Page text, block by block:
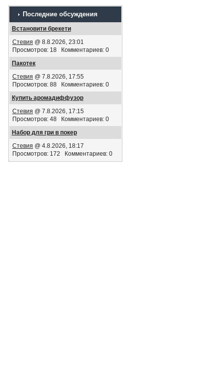
Последние обсуждения
Встановити брекети
Стевия @ 8.8.2026, 23:01
Просмотров: 18 Комментариев: 0
Пакотек
Стевия @ 7.8.2026, 17:55
Просмотров: 88 Комментариев: 0
Купить аромадиффузор
Стевия @ 7.8.2026, 17:15
Просмотров: 48 Комментариев: 0
Набор для гри в покер
Стевия @ 4.8.2026, 18:17
Просмотров: 172 Комментариев: 0